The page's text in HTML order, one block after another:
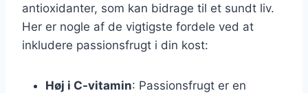
antioxidanter, som kan bidrage til et sundt liv.
Her er nogle af de vigtigste fordele ved at
inkludere passionsfrugt i din kost:
Høj i C-vitamin: Passionsfrugt er en